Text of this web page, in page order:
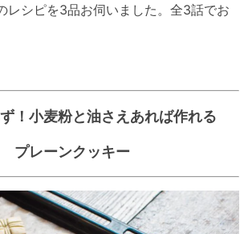
レシピを3品お伺いました。全3話でお
！小麦粉と油さえあれば作れる
プレーンクッキー